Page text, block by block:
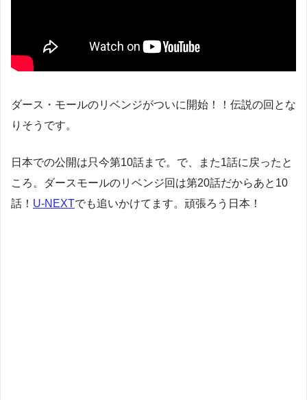
ダース・モールのリベンジがついに開始！！伝説の回とな
りそうです。
日本での公開は只今第10話まで。で、また1話に戻ったと
ころ。ダースモールのリベンジ回は第20話だからあと10
話！ U-NEXTでも追いかけてます。頑張ろう日本！